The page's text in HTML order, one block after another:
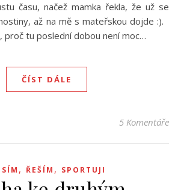
času, načež mamka řekla, že už se
až na mě s mateřskou dojde :).
proč tu poslední dobou není moc…
ČÍST DÁLE
5 Komentáře
, ŘEŠÍM , SPORTUJI